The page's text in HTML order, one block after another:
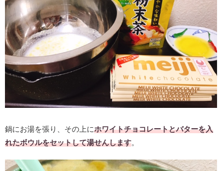
鍋にお湯を張り、その上にホワイトチョコレートとバターを入
れたボウルをセットして湯せんします。